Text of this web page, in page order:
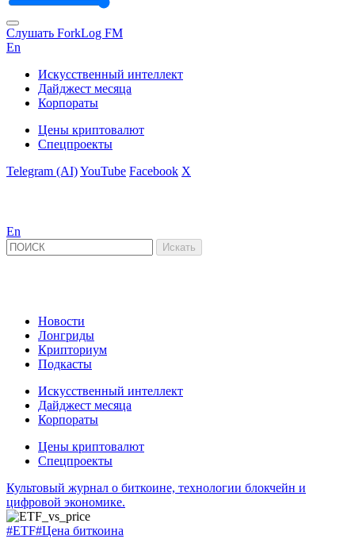
Слушать ForkLog FM
En
Искусственный интеллект
Дайджест месяца
Корпораты
Цены криптовалют
Спецпроекты
Telegram (AI)YouTube Facebook X
En
Новости
Лонгриды
Крипториум
Подкасты
Искусственный интеллект
Дайджест месяца
Корпораты
Цены криптовалют
Спецпроекты
Культовый журнал о биткоине, технологии блокчейн и
цифровой экономике.
#ETF#Цена биткоина